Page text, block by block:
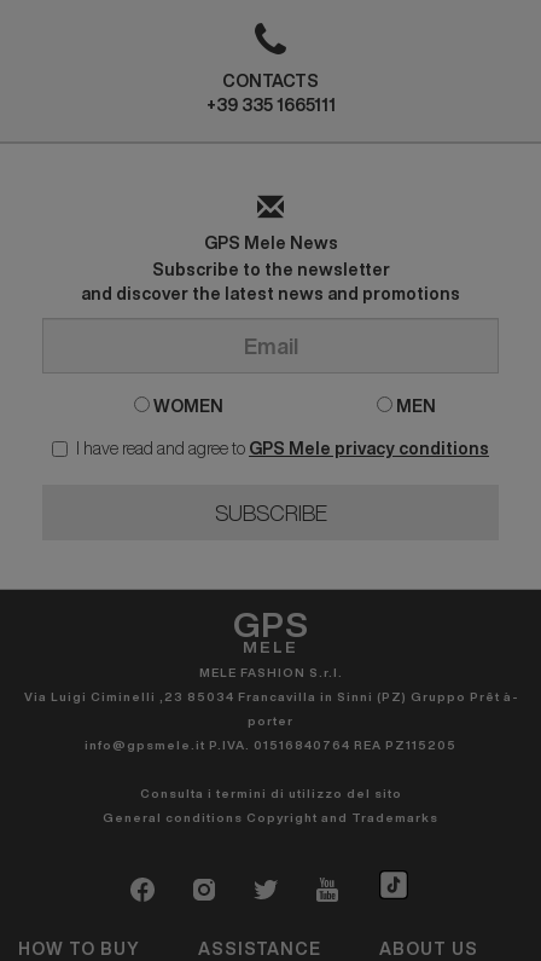
CONTACTS
+39 335 1665111
GPS Mele News
Subscribe to the newsletter
and discover the latest news and promotions
WOMEN MEN
I have read and agree to GPS Mele privacy conditions
SUBSCRIBE
GPS
MELE
MELE FASHION S.r.l.
Via Luigi Ciminelli ,23 85034 Francavilla in Sinni (PZ) Gruppo Prêt à-
porter
info@gpsmele.it P.IVA. 01516840764 REA PZ115205
Consulta i termini di utilizzo del sito
General conditions Copyright and Trademarks
HOW TO BUY ASSISTANCE ABOUT US